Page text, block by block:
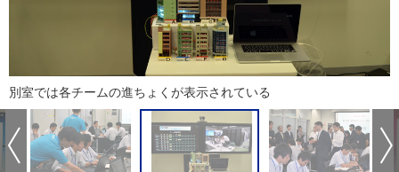
別室では各チームの進ちょくが表示されている